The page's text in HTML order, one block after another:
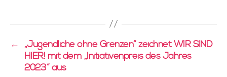
← „Jugendliche ohne Grenzen“ zeichnet WIR SIND
HIER! mit dem „Initiativenpreis des Jahres
2023“ aus